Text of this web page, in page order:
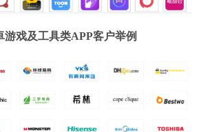
游戏及工具类APP客户举例